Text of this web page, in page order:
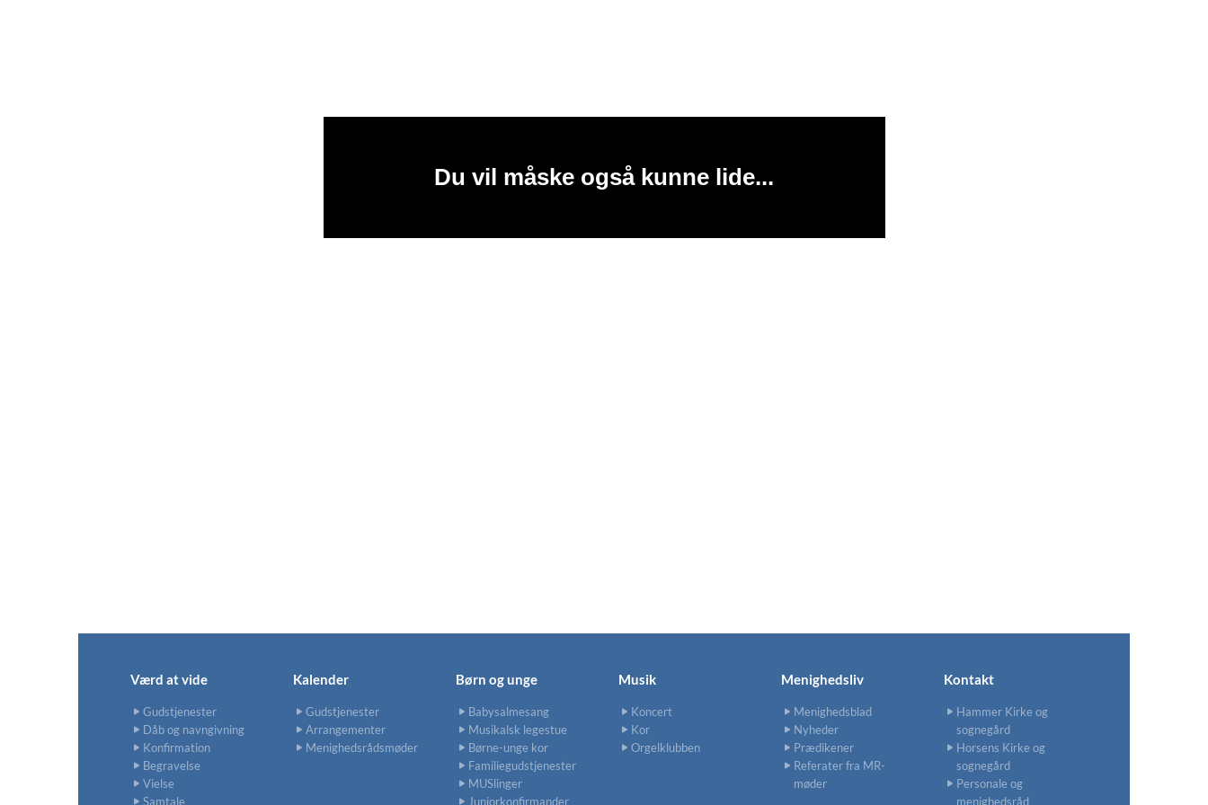
Du vil måske også kunne lide...
Værd at vide
Gudstjenester
Dåb og navngivning
Konfirmation
Begravelse
Vielse
Samtale
Kalender
Gudstjenester
Arrangementer
Menighedsrådsmøder
Børn og unge
Babysalmesang
Musikalsk legestue
Børne-unge kor
Familiegudstjenester
MUSlinger
Juniorkonfirmander
Musik
Koncert
Kor
Orgelklubben
Menighedsliv
Menighedsblad
Nyheder
Prædikener
Referater fra MR-
møder
Kontakt
Hammer Kirke og
sognegård
Horsens Kirke og
sognegård
Personale og
menighedsråd